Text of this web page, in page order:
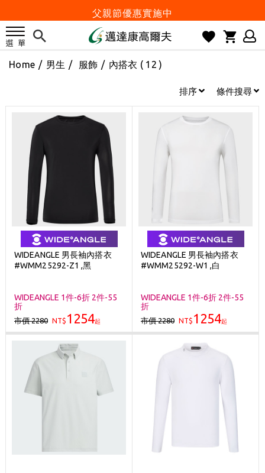
父親節優惠實施中
2026邁達康盃 開始受理報名
防詐騙! 勿信來路不明連結及優惠
歡迎體驗公益店Friends Screen模擬器
刷台新卡滿 $6000 分 3 期 0 利率
Golf Point 會員回饋積點
消費滿 $2000 享免運
Happy Father's Day
父親節優惠實施中
2026邁達康盃 開始受理報名
7月份 門市免費試打日程 已公佈!
防詐騙! 勿信來路不明連結及優惠
歡迎體驗公益店Friends Screen模擬器
Golf Point 會員回饋積點
消費滿 $2000 享免運
Home / 男生 / 服飾 / 內搭衣 ( 12 )
排序 條件搜尋
WIDEANGLE 男長袖內搭衣
#WMM25292-Z1 ,黑
WIDEANGLE 1件-6折 2件-55
折
市價 2280 NT$ 1254起
WIDEANGLE 男長袖內搭衣
#WMM25292-W1 ,白
WIDEANGLE 1件-6折 2件-55
折
市價 2280 NT$ 1254起